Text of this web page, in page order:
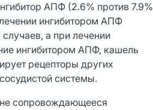
АПФ (2.6% против 7.9%
ингибитором АПФ
а при лечении
ингибитором АПФ, кашель
рецепторы других
системы.
не сопровождающееся